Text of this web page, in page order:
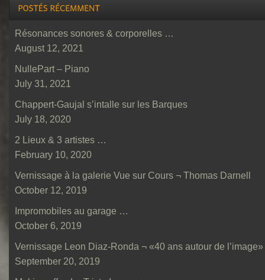
Résonances sonores & corporelles …
August 12, 2021
NullePart – Piano
July 31, 2021
Chappert-Gaujal s’intalle sur les Barques
July 18, 2020
2 Lieux & 3 artistes …
February 10, 2020
Vernissage à la galerie Vue sur Cours ¬ Thomas Darnell
October 12, 2019
Impromobiles au garage …
October 6, 2019
Vernissage Leon Diaz-Ronda ¬ «40 ans autour de l’image»
September 20, 2019